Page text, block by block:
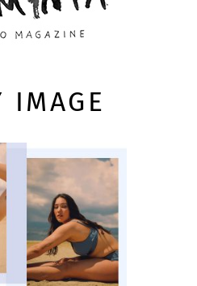
IMAGE